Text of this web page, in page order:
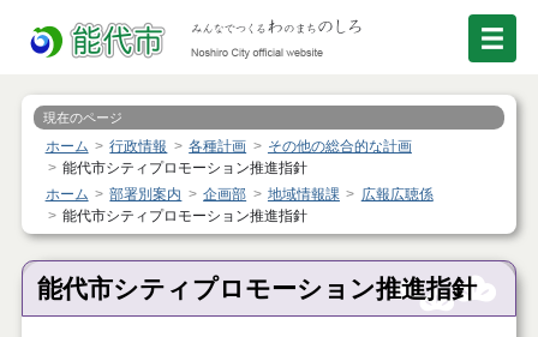
現在のページ
ホーム 行政情報 各種計画
その他の総合的な計画
能代市シティプロモーション推進指針
ホーム
部署別案内 企画部 地域情報課
広報広聴係
能代市シティプロモーション推進指針
能代市シティプロモーション推進指針